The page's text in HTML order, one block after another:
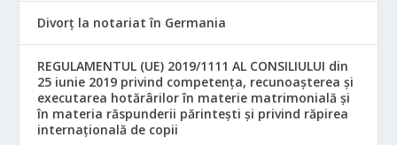
Divorț la notariat în Germania
REGULAMENTUL (UE) 2019/1111 AL CONSILIULUI din
25 iunie 2019 privind competența, recunoașterea și
executarea hotărârilor în materie matrimonială și
în materia răspunderii părintești și privind răpirea
internațională de copii